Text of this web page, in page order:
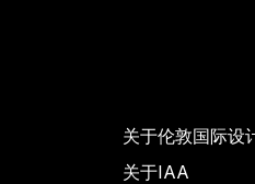
关于伦敦国际设
关于IAA